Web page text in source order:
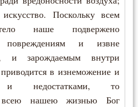
Поскольку всем
наше подвержено
повреждениям и извне
и зарождаемым внутри
в изнеможение и
и недостатками, то
всею нашею жизнью Бог